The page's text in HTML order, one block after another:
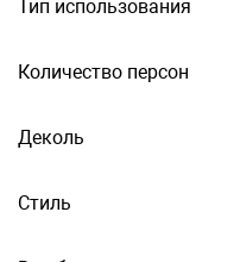
Тип использования
Количество персон
Деколь
Стиль